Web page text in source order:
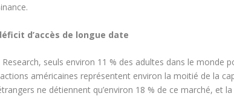
d’accès de longue date
Research, seuls environ 11 % des adultes dans le monde
américaines représentent environ la moitié de la
ne détiennent qu’environ 18 % de ce marché, et